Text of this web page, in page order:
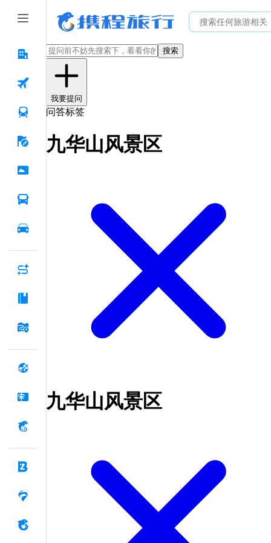
搜索
我要提问
问答标签
九华山风景区
九华山风景区